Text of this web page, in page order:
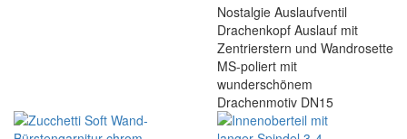
Nostalgie Auslaufventil
Drachenkopf Auslauf mit
Zentrierstern und Wandrosette
MS-poliert mit
wunderschönem
Drachenmotiv DN15